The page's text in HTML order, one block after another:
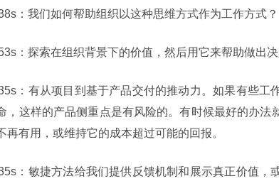
：我们如何帮助组织以这种思维方式作为工作方式？
：探索在组织背景下的价值，然后用它来帮助做出决
：有从项目到基于产品交付的推动力。如果有些工
，这样的产品侧重点是有风险的。有时候最好的办法
再有用，或维持它的成本超过可能的回报。
：敏捷方法给我们提供反馈机制和展示真正价值，